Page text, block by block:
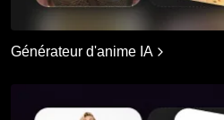
Générateur d'anime IA